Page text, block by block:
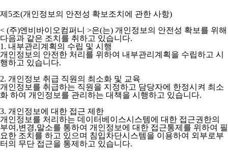
제5조(개인정보의 안전성 확보조치에 관한 사항)
< (주)엔비바이오컴퍼니 >은(는) 개인정보의 안전성 확보를 위해
다음과 같은 조치를 취하고 있습니다.
1. 내부관리계획의 수립 및 시행
개인정보의 안전한 처리를 위하여 내부관리계획을 수립하고 시
행하고 있습니다.
2. 개인정보 취급 직원의 최소화 및 교육
개인정보를 취급하는 직원을 지정하고 담당자에 한정시켜 최소
화 하여 개인정보를 관리하는 대책을 시행하고 있습니다.
3. 개인정보에 대한 접근 제한
개인정보를 처리하는 데이터베이스시스템에 대한 접근권한의
부여,변경,말소를 통하여 개인정보에 대한 접근통제를 위하여 필
요한 조치를 하고 있으며 침입차단시스템을 이용하여 외부로부
터의 무단 접근을 통제하고 있습니다.